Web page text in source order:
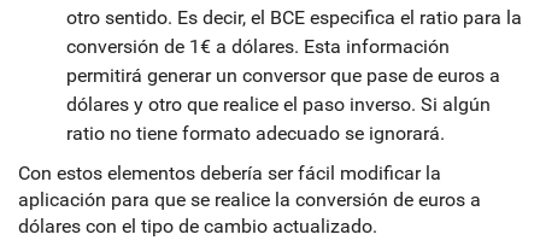
otro sentido. Es decir, el BCE especifica el ratio para la
conversión de 1€ a dólares. Esta información
permitirá generar un conversor que pase de euros a
dólares y otro que realice el paso inverso. Si algún
ratio no tiene formato adecuado se ignorará.
Con estos elementos debería ser fácil modificar la
aplicación para que se realice la conversión de euros a
dólares con el tipo de cambio actualizado.